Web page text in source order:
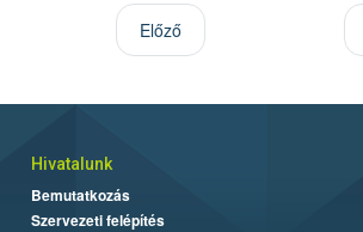
Előző
Hivatalunk
Bemutatkozás
Szervezeti felépítés